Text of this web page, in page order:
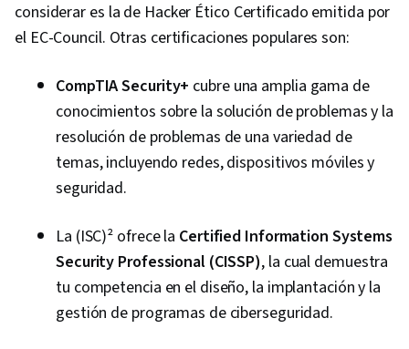
considerar es la de Hacker Ético Certificado emitida por
el EC-Council. Otras certificaciones populares son:
CompTIA Security+ cubre una amplia gama de
conocimientos sobre la solución de problemas y la
resolución de problemas de una variedad de
temas, incluyendo redes, dispositivos móviles y
seguridad.
La (ISC)² ofrece la Certified Information Systems
Security Professional (CISSP), la cual demuestra
tu competencia en el diseño, la implantación y la
gestión de programas de ciberseguridad.